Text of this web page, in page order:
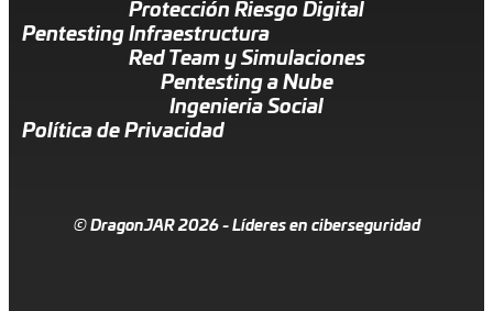
Protección Riesgo Digital
Pentesting Infraestructura
Red Team y Simulaciones
Pentesting a Nube
Ingenieria Social
Política de Privacidad
© DragonJAR 2026 - Líderes en ciberseguridad